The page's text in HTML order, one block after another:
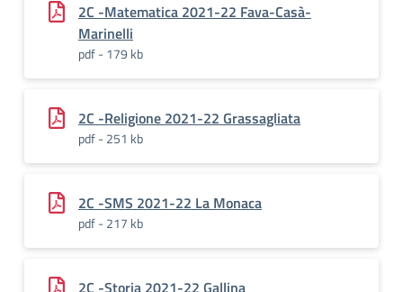
2C -Matematica 2021-22 Fava-Casà-
Marinelli
pdf - 179 kb
2C -Religione 2021-22 Grassagliata
pdf - 251 kb
2C -SMS 2021-22 La Monaca
pdf - 217 kb
2C -Storia 2021-22 Gallina